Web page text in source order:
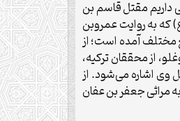
داریم مقتل قاسم بن
مبرز امام باقر(ع) و امام صادق(ع) که به روایت عمروبن
مختلف آمده است؛ از
از محققان ترکیه،
وی اشاره می‌شود. از
به طبری رسیده است. حتی می‌شود به مراثی جعفر بن عفان